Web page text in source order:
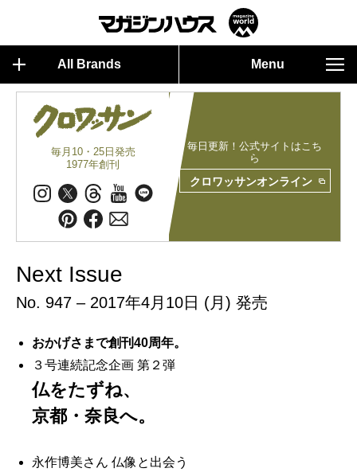
All Brands Menu
毎月10・25日発売
1977年創刊
毎日更新！公式サイトはこち
ら
クロワッサンオンライン
Next Issue
No. 947 – 2017年4月10日 (月) 発売
おかげさまで創刊40周年。
３号連続記念企画 第２弾
仏をたずね、
京都・奈良へ。
永作博美さん 仏像と出会う